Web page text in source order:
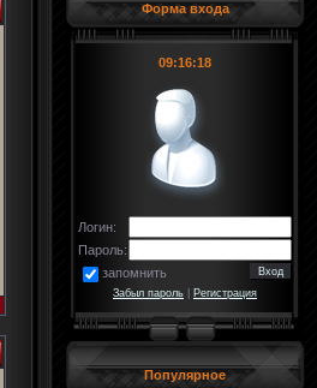
Форма входа
09:16:20
Логин:
Пароль:
запомнить
Забыл пароль Регистрация
Популярное